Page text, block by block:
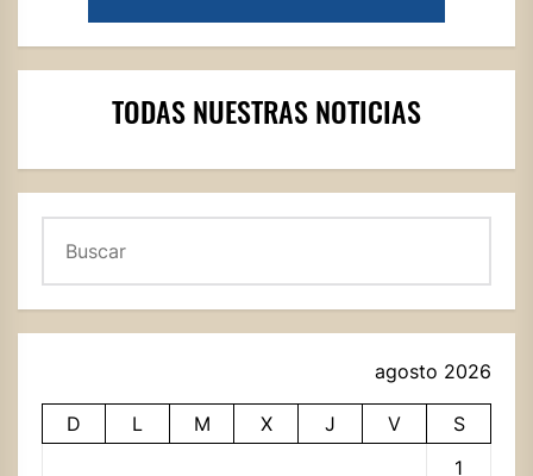
TODAS NUESTRAS NOTICIAS
agosto 2026
D L M X J V
S
1